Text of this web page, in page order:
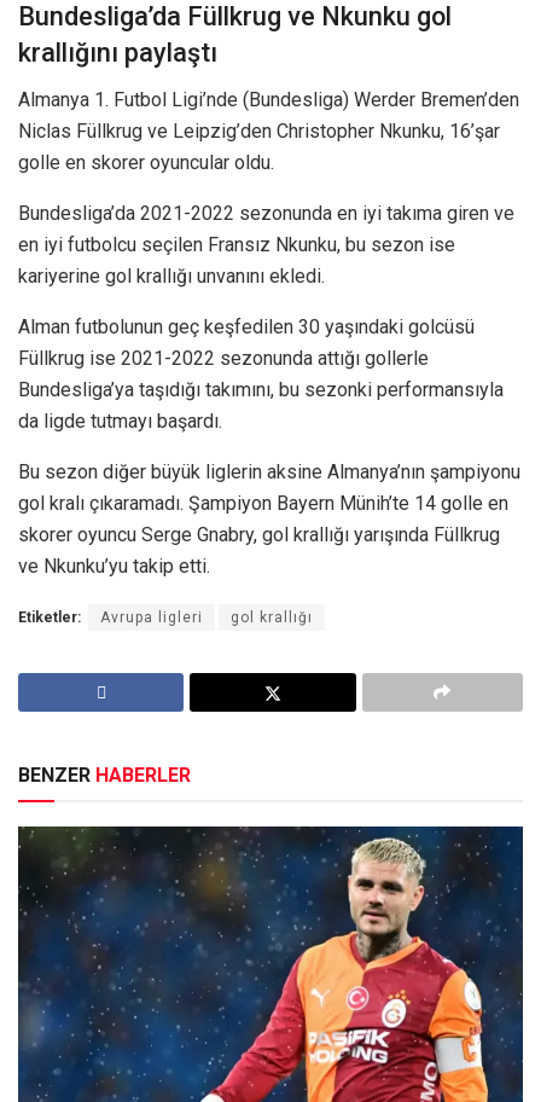
Bundesliga’da Füllkrug ve Nkunku gol
krallığını paylaştı
Almanya 1. Futbol Ligi’nde (Bundesliga) Werder Bremen’den
Niclas Füllkrug ve Leipzig’den Christopher Nkunku, 16’şar
golle en skorer oyuncular oldu.
Bundesliga’da 2021-2022 sezonunda en iyi takıma giren ve
en iyi futbolcu seçilen Fransız Nkunku, bu sezon ise
kariyerine gol krallığı unvanını ekledi.
Alman futbolunun geç keşfedilen 30 yaşındaki golcüsü
Füllkrug ise 2021-2022 sezonunda attığı gollerle
Bundesliga’ya taşıdığı takımını, bu sezonki performansıyla
da ligde tutmayı başardı.
Bu sezon diğer büyük liglerin aksine Almanya’nın şampiyonu
gol kralı çıkaramadı. Şampiyon Bayern Münih’te 14 golle en
skorer oyuncu Serge Gnabry, gol krallığı yarışında Füllkrug
ve Nkunku’yu takip etti.
Etiketler: Avrupa ligleri gol krallığı
BENZER HABERLER